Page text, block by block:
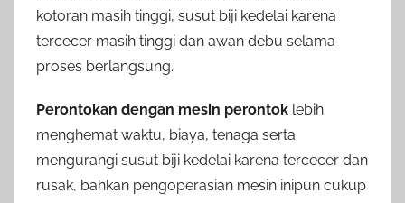
kotoran masih tinggi, susut biji kedelai karena
tercecer masih tinggi dan awan debu selama
proses berlangsung.
Perontokan dengan mesin perontok lebih
menghemat waktu, biaya, tenaga serta
mengurangi susut biji kedelai karena tercecer dan
rusak, bahkan pengoperasian mesin inipun cukup